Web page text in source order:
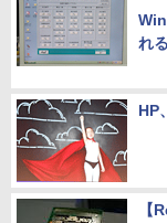
れ
HP
【